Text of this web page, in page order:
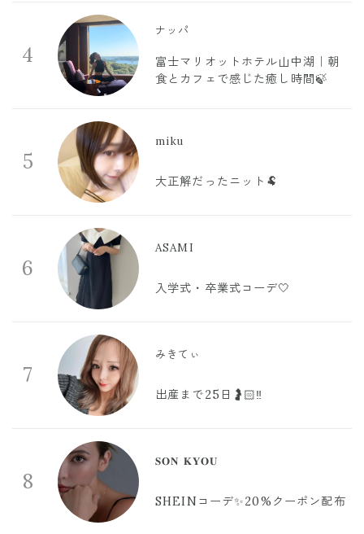
4
ナッパ
富士マリオットホテル山中湖｜朝
食とカフェで感じた癒し時間🍃
5
miku
大正解だったニット🐏
6
ASAMI
入学式・卒業式コーデ🤍
7
みきてぃ
出産まで25日🤰🏻‼️
8
𝐒𝐎𝐍 𝐊𝐘𝐎𝐔
SHEINコーデ✨20%クーポン配布